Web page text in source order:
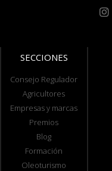
SECCIONES
Consejo Regulador
Agricultores
Empresas y marcas
Premios
Blog
Formación
Oleoturismo